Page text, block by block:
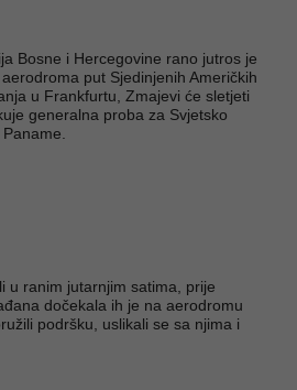
Bosne i Hercegovine rano jutros je
put Sjedinjenih Američkih
u Frankfurtu, Zmajevi će sletjeti
generalna proba za Svjetsko
u ranim jutarnjim satima, prije
dočekala ih je na aerodromu
podršku, uslikali se sa njima i